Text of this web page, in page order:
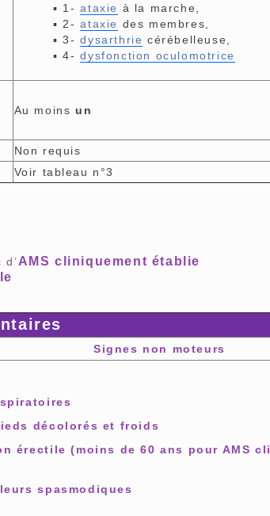
▪ 1-ataxie à la marche,
▪ 2-ataxie des membres,
▪ 3-dysarthrie cérébelleuse,
▪ 4-dysfonction oculomotrice
Au moins un
Non requis
Voir tableau n°3
AMS cliniquement établie
Signes non moteurs
décolorés et froids
érectile (moins de 60 ans pour AMS
spasmodiques